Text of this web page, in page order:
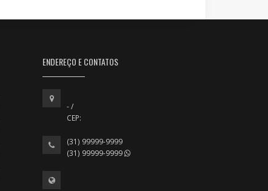
ENDEREÇO E CONTATOS
- /
CEP:
(31) 99999-9999
(31) 99999-9999